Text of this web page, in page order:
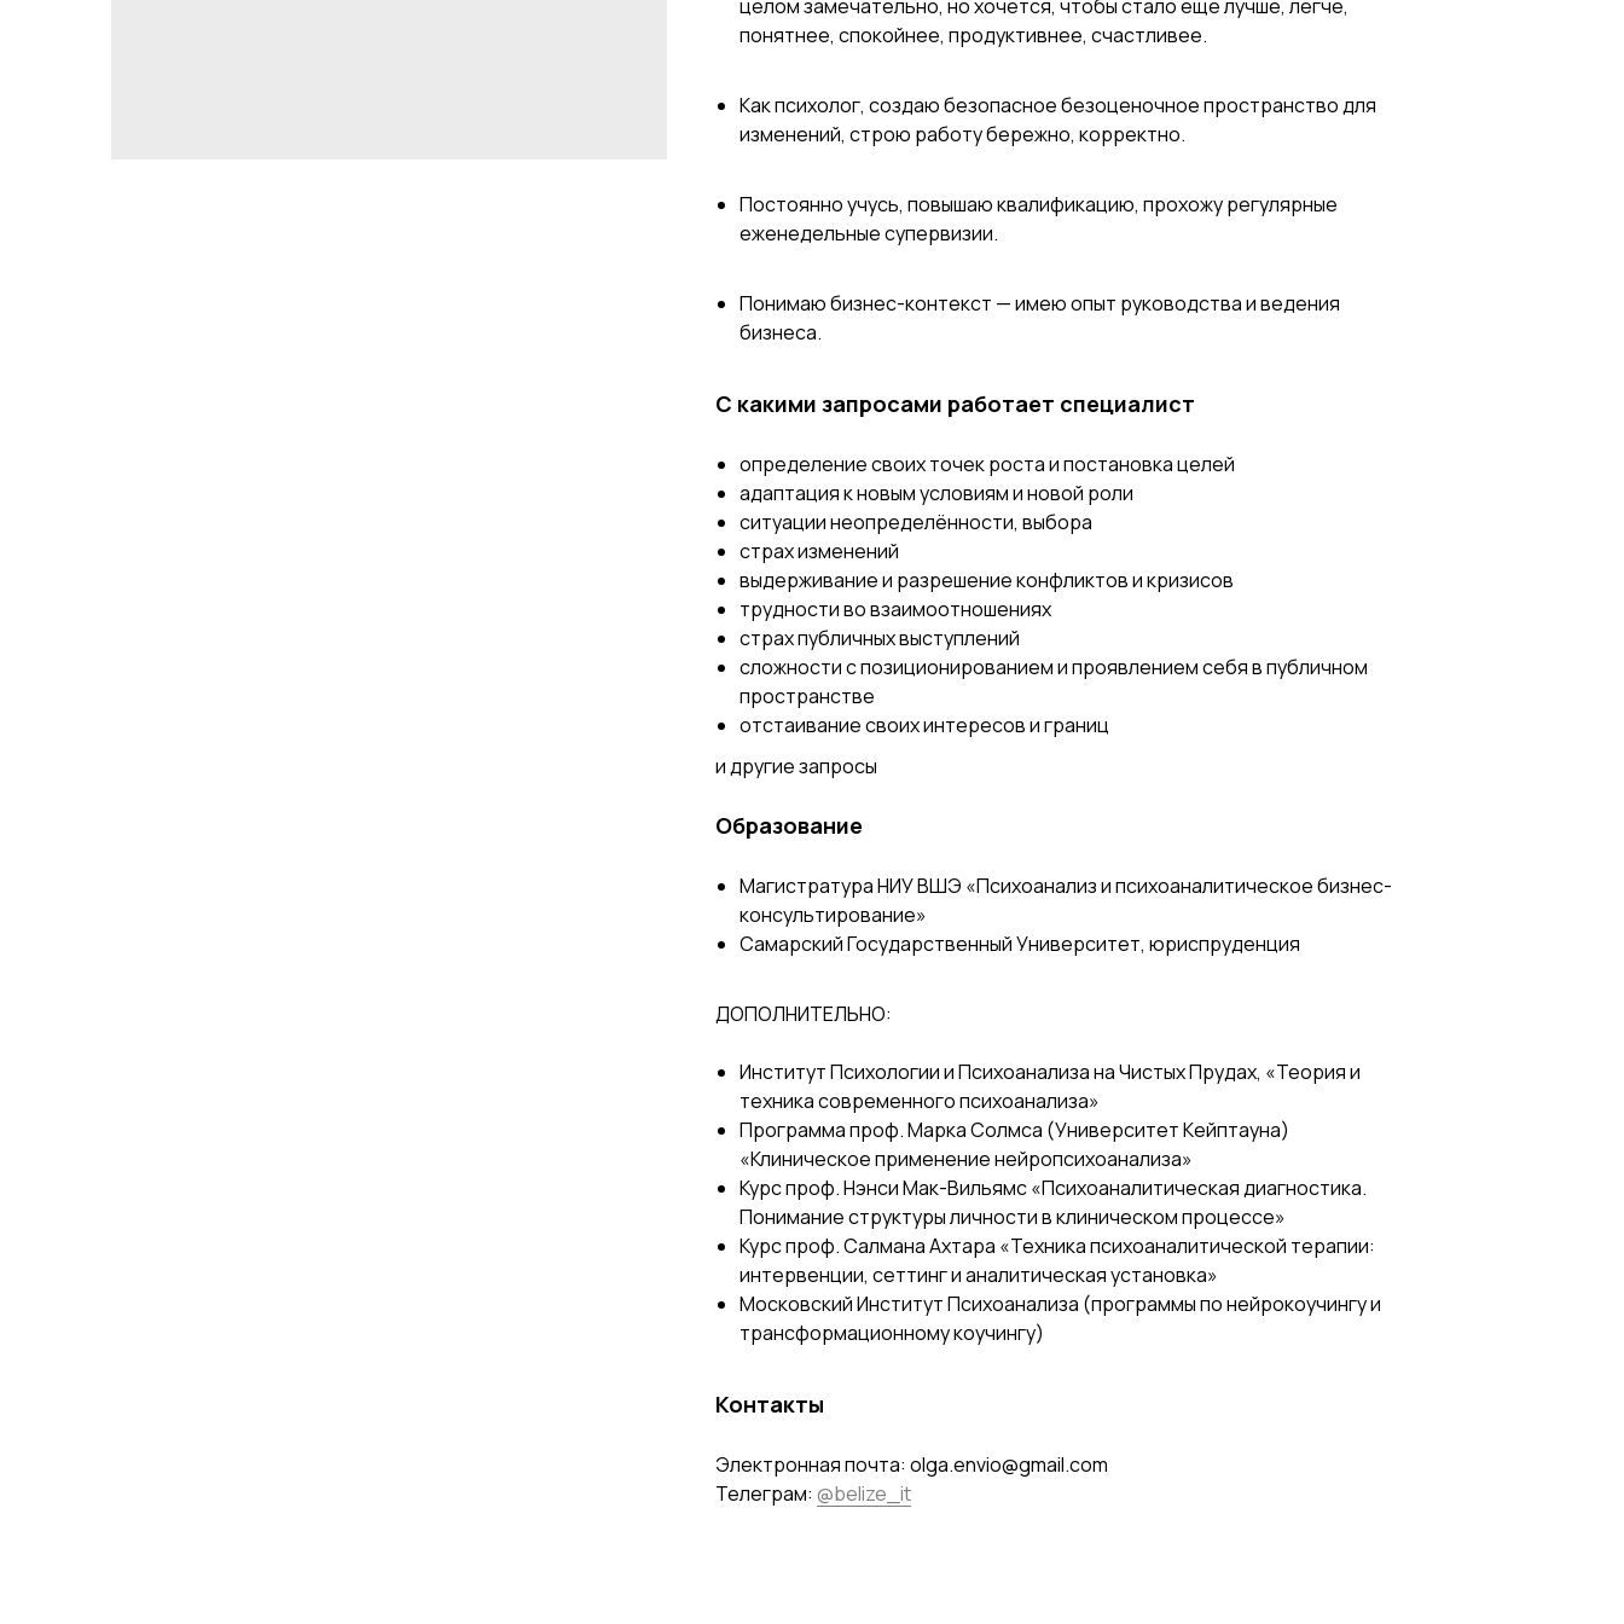
целом замечательно, но хочется, чтобы стало еще лучше, легче,
понятнее, спокойнее, продуктивнее, счастливее.
Как психолог, создаю безопасное безоценочное пространство для
изменений, строю работу бережно, корректно.
Постоянно учусь, повышаю квалификацию, прохожу регулярные
еженедельные супервизии.
Понимаю бизнес-контекст — имею опыт руководства и ведения
бизнеса.
С какими запросами работает специалист
определение своих точек роста и постановка целей
адаптация к новым условиям и новой роли
ситуации неопределённости, выбора
страх изменений
выдерживание и разрешение конфликтов и кризисов
трудности во взаимоотношениях
страх публичных выступлений
сложности с позиционированием и проявлением себя в публичном
пространстве
отстаивание своих интересов и границ
и другие запросы
Образование
Магистратура НИУ ВШЭ «Психоанализ и психоаналитическое бизнес-
консультирование»
Самарский Государственный Университет, юриспруденция
ДОПОЛНИТЕЛЬНО:
Институт Психологии и Психоанализа на Чистых Прудах, «Теория и
техника современного психоанализа»
Программа проф. Марка Солмса (Университет Кейптауна)
«Клиническое применение нейропсихоанализа»
Курс проф. Нэнси Мак-Вильямс «Психоаналитическая диагностика.
Понимание структуры личности в клиническом процессе»
Курс проф. Салмана Ахтара «Техника психоаналитической терапии:
интервенции, сеттинг и аналитическая установка»
Московский Институт Психоанализа (программы по нейрокоучингу и
трансформационному коучингу)
Контакты
Электронная почта: olga.envio@gmail.com
Телеграм: @belize_it